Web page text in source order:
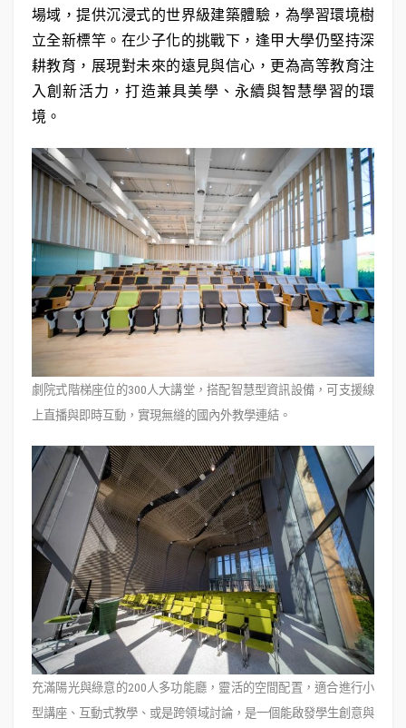
場域，提供沉浸式的世界級建築體驗，為學習環境樹
立全新標竿。在少子化的挑戰下，逢甲大學仍堅持深
耕教育，展現對未來的遠見與信心，更為高等教育注
入創新活力，打造兼具美學、永續與智慧學習的環
境。
劇院式階梯座位的300人大講堂，搭配智慧型資訊設備，可支援線
上直播與即時互動，實現無縫的國內外教學連結。
充滿陽光與綠意的200人多功能廳，靈活的空間配置，適合進行小
型講座、互動式教學、或是跨領域討論，是一個能啟發學生創意與